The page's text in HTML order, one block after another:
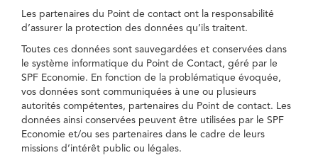
Les partenaires du Point de contact ont la responsabilité
d’assurer la protection des données qu’ils traitent.
Toutes ces données sont sauvegardées et conservées dans
le système informatique du Point de Contact, géré par le
SPF Economie. En fonction de la problématique évoquée,
vos données sont communiquées à une ou plusieurs
autorités compétentes, partenaires du Point de contact. Les
données ainsi conservées peuvent être utilisées par le SPF
Economie et/ou ses partenaires dans le cadre de leurs
missions d’intérêt public ou légales.